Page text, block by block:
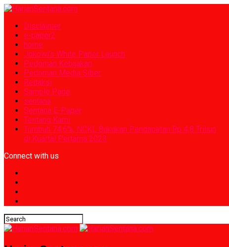
Disclaimer
e-paper2
home
Jokowi’s White Paper Launch
Pedoman Kebijakan
Pedoman Media Siber
Redaksi
Sample Page
sentana
Sentana E-Paper
Tentang Kami
Tumbuh 74,6%, NCKL Bukukan Pendapatan Rp 4,8 Triliun
di Kuartal Pertama 2023
Connect with us